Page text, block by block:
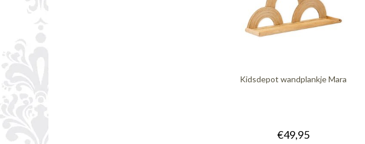
Kidsdepot wandplankje Mara
€49,95